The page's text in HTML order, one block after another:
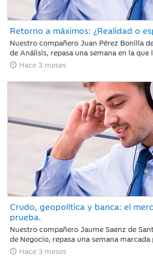
Retorno a máximos: ¿Realidad o
Nuestro compañero Juan Pérez Bonilla
de Análisis, repasa una semana en la
diálogos y pactos de alto al fuego han
acercado a niveles previos al conflicto.
Hace 3 meses
Crudo, geopolítica y banca: el
prueba.
Nuestro compañero Jaume Saenz de
de Negocio, repasa una semana
en las negociaciones entre Irán y EEUU,
Hace 3 meses